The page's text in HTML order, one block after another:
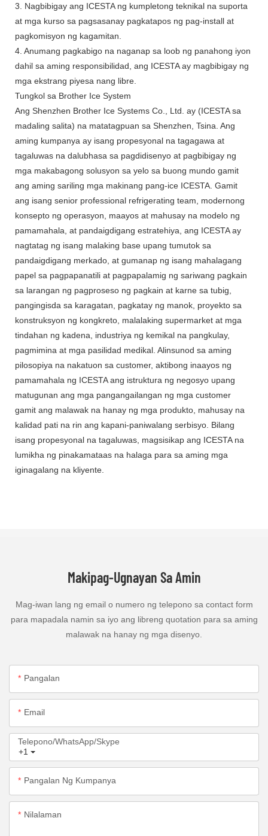
3. Nagbibigay ang ICESTA ng kumpletong teknikal na suporta
at mga kurso sa pagsasanay pagkatapos ng pag-install at
pagkomisyon ng kagamitan.
4. Anumang pagkabigo na naganap sa loob ng panahong iyon
dahil sa aming responsibilidad, ang ICESTA ay magbibigay ng
mga ekstrang piyesa nang libre.
Tungkol sa Brother Ice System
Ang Shenzhen Brother Ice Systems Co., Ltd. ay (ICESTA sa
madaling salita) na matatagpuan sa Shenzhen, Tsina. Ang
aming kumpanya ay isang propesyonal na tagagawa at
tagaluwas na dalubhasa sa pagdidisenyo at pagbibigay ng
mga makabagong solusyon sa yelo sa buong mundo gamit
ang aming sariling mga makinang pang-ice ICESTA. Gamit
ang isang senior professional refrigerating team, modernong
konsepto ng operasyon, maayos at mahusay na modelo ng
pamamahala, at pandaigdigang estratehiya, ang ICESTA ay
nagtatag ng isang malaking base upang tumutok sa
pandaigdigang merkado, at gumanap ng isang mahalagang
papel sa pagpapanatili at pagpapalamig ng sariwang pagkain
sa larangan ng pagproseso ng pagkain at karne sa tubig,
pangingisda sa karagatan, pagkatay ng manok, proyekto sa
konstruksyon ng kongkreto, malalaking supermarket at mga
tindahan ng kadena, industriya ng kemikal na pangkulay,
pagmimina at mga pasilidad medikal. Alinsunod sa aming
pilosopiya na nakatuon sa customer, aktibong inaayos ng
pamamahala ng ICESTA ang istruktura ng negosyo upang
matugunan ang mga pangangailangan ng mga customer
gamit ang malawak na hanay ng mga produkto, mahusay na
kalidad pati na rin ang kapani-paniwalang serbisyo. Bilang
isang propesyonal na tagaluwas, magsisikap ang ICESTA na
lumikha ng pinakamataas na halaga para sa aming mga
iginagalang na kliyente.
Makipag-Ugnayan Sa Amin
Mag-iwan lang ng email o numero ng telepono sa contact form
para mapadala namin sa iyo ang libreng quotation para sa aming
malawak na hanay ng mga disenyo.
Pangalan
Email
+1
Telepono/WhatsApp/Skype
Pangalan Ng Kumpanya
Nilalaman